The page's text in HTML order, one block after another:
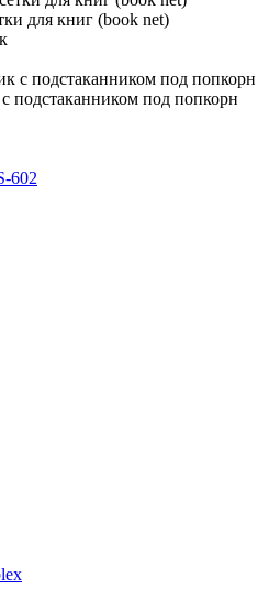
для книг (book net)
подстаканником под попкорн
602